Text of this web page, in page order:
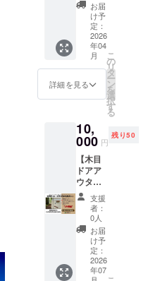
いない
けど応
援した
い」方
に おす
すめの
プラン
です。
ト】 支
援者さ
ま限定
で、ジ
ムニー
オー
ナー以
外の方
ただけ
る、木
目塗装
のハー
ト型エ
ンブレ
ムをお
届けし
ます。
本体は
手のひ
らサイ
ズ。 貼
付方法
お届
け予
定：
2026
年04
月
詳細を見る
こ
の
リ
タ
ー
ン
を
選
択
す
る
10,
000 円
残り50
【木目
ドアア
ウター
ハンド
ルカ
バー】
［仕
様］ ・
ジム
ニー
JB64／
支援
者：
0人
お届
け予
定：
2026
年07